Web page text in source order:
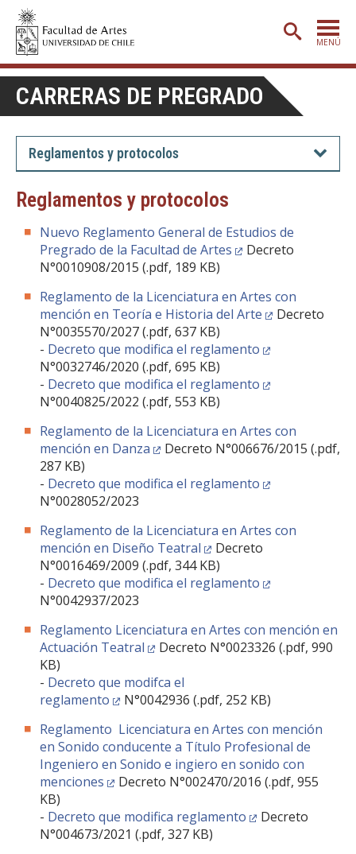
MENÚ
PORTADA
ADMISIÓN
ETAPA BÁSICA
CARRERAS
POSTGRADO
EXTENSIÓN
CREACIÓNE INVESTIGACIÓN
BIBLIOTECA
DEPARTAMENTOS
FACULTAD
Estudiantes
Académicas/os Egresadas/os
CARRERAS DE PREGRADO
Reglamentos y protocolos
Reglamentos y protocolos
Nuevo Reglamento General de Estudios de
Pregrado de la Facultad de Artes
Decreto
N°0010908/2015 (.pdf, 189 KB)
Reglamento de la Licenciatura en Artes con
mención en Teoría e Historia del Arte
Decreto
N°0035570/2027 (.pdf, 637 KB)
- Decreto que modifica el reglamento
N°0032746/2020 (.pdf, 695 KB)
- Decreto que modifica el reglamento
N°0040825/2022 (.pdf, 553 KB)
Reglamento de la Licenciatura en Artes con
mención en Danza
Decreto N°006676/2015 (.pdf,
287 KB)
- Decreto que modifica el reglamento
N°0028052/2023
Reglamento de la Licenciatura en Artes con
mención en Diseño Teatral
Decreto
N°0016469/2009 (.pdf, 344 KB)
- Decreto que modifica el reglamento
N°0042937/2023
Reglamento Licenciatura en Artes con mención en
Actuación Teatral
Decreto N°0023326 (.pdf, 990
KB)
- Decreto que modifca el
reglamento
N°0042936 (.pdf, 252 KB)
Reglamento Licenciatura en Artes con mención
en Sonido conducente a Título Profesional de
Ingeniero en Sonido e ingiero en sonido con
menciones
Decreto N°002470/2016 (.pdf, 955
KB)
- Decreto que modifica reglamento
Decreto
N°004673/2021 (.pdf, 327 KB)